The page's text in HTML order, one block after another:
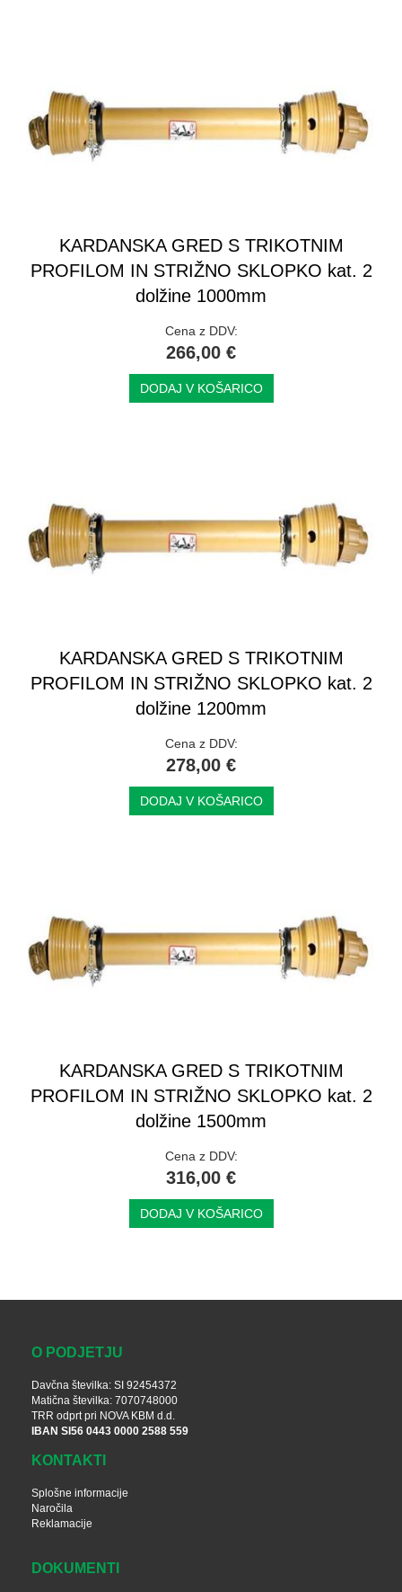
KARDANSKA GRED S TRIKOTNIM
PROFILOM IN STRIŽNO SKLOPKO kat. 2
dolžine 1000mm
Cena z DDV:
266,00 €
DODAJ V KOŠARICO
KARDANSKA GRED S TRIKOTNIM
PROFILOM IN STRIŽNO SKLOPKO kat. 2
dolžine 1200mm
Cena z DDV:
278,00 €
DODAJ V KOŠARICO
KARDANSKA GRED S TRIKOTNIM
PROFILOM IN STRIŽNO SKLOPKO kat. 2
dolžine 1500mm
Cena z DDV:
316,00 €
DODAJ V KOŠARICO
O PODJETJU
Davčna številka: SI 92454372
Matična številka: 7070748000
TRR odprt pri NOVA KBM d.d.
IBAN SI56 0443 0000 2588 559
KONTAKTI
Splošne informacije
Naročila
Reklamacije
DOKUMENTI